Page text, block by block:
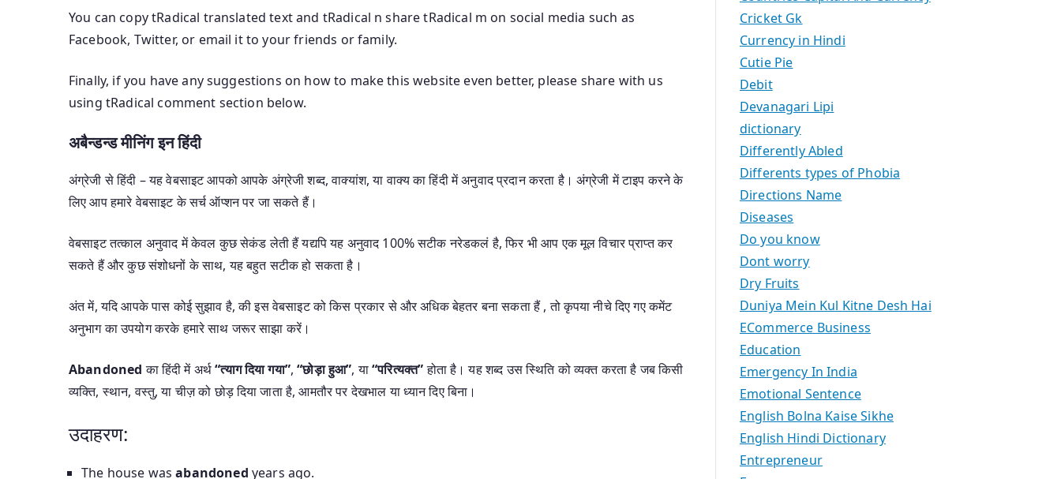
You can copy tRadical translated text and tRadical n share tRadical m on social media such as
Facebook, Twitter, or email it to your friends or family.
Finally, if you have any suggestions on how to make this website even better, please share with us
using tRadical comment section below.
अबैन्डन्ड मीनिंग इन हिंदी
अंग्रेजी से हिंदी – यह वेबसाइट आपको आपके अंग्रेजी शब्द, वाक्यांश, या वाक्य का हिंदी में अनुवाद प्रदान करता है। अंग्रेजी में टाइप करने के
लिए आप हमारे वेबसाइट के सर्च ऑप्शन पर जा सकते हैं।
वेबसाइट तत्काल अनुवाद में केवल कुछ सेकंड लेती हैं यद्यपि यह अनुवाद 100% सटीक नरेडकलं है, फिर भी आप एक मूल विचार प्राप्त कर
सकते हैं और कुछ संशोधनों के साथ, यह बहुत सटीक हो सकता है।
अंत में, यदि आपके पास कोई सुझाव है, की इस वेबसाइट को किस प्रकार से और अधिक बेहतर बना सकता हैं , तो कृपया नीचे दिए गए कमेंट
अनुभाग का उपयोग करके हमारे साथ जरूर साझा करें।
Abandoned का हिंदी में अर्थ“त्याग दिया गया”,“छोड़ा हुआ”, या“परित्यक्त”होता है। यह शब्द उस स्थिति को व्यक्त करता है जब किसी
व्यक्ति, स्थान, वस्तु, या चीज़ को छोड़ दिया जाता है, आमतौर पर देखभाल या ध्यान दिए बिना।
उदाहरण:
The house wasabandoned years ago.
Cricket Gk
Currency in Hindi
Cutie Pie
Debit
Devanagari Lipi
dictionary
Differently Abled
Differents types of Phobia
Directions Name
Diseases
Do you know
Dont worry
Dry Fruits
Duniya Mein Kul Kitne Desh Hai
ECommerce Business
Education
Emergency In India
Emotional Sentence
English Bolna Kaise Sikhe
English Hindi Dictionary
Entrepreneur